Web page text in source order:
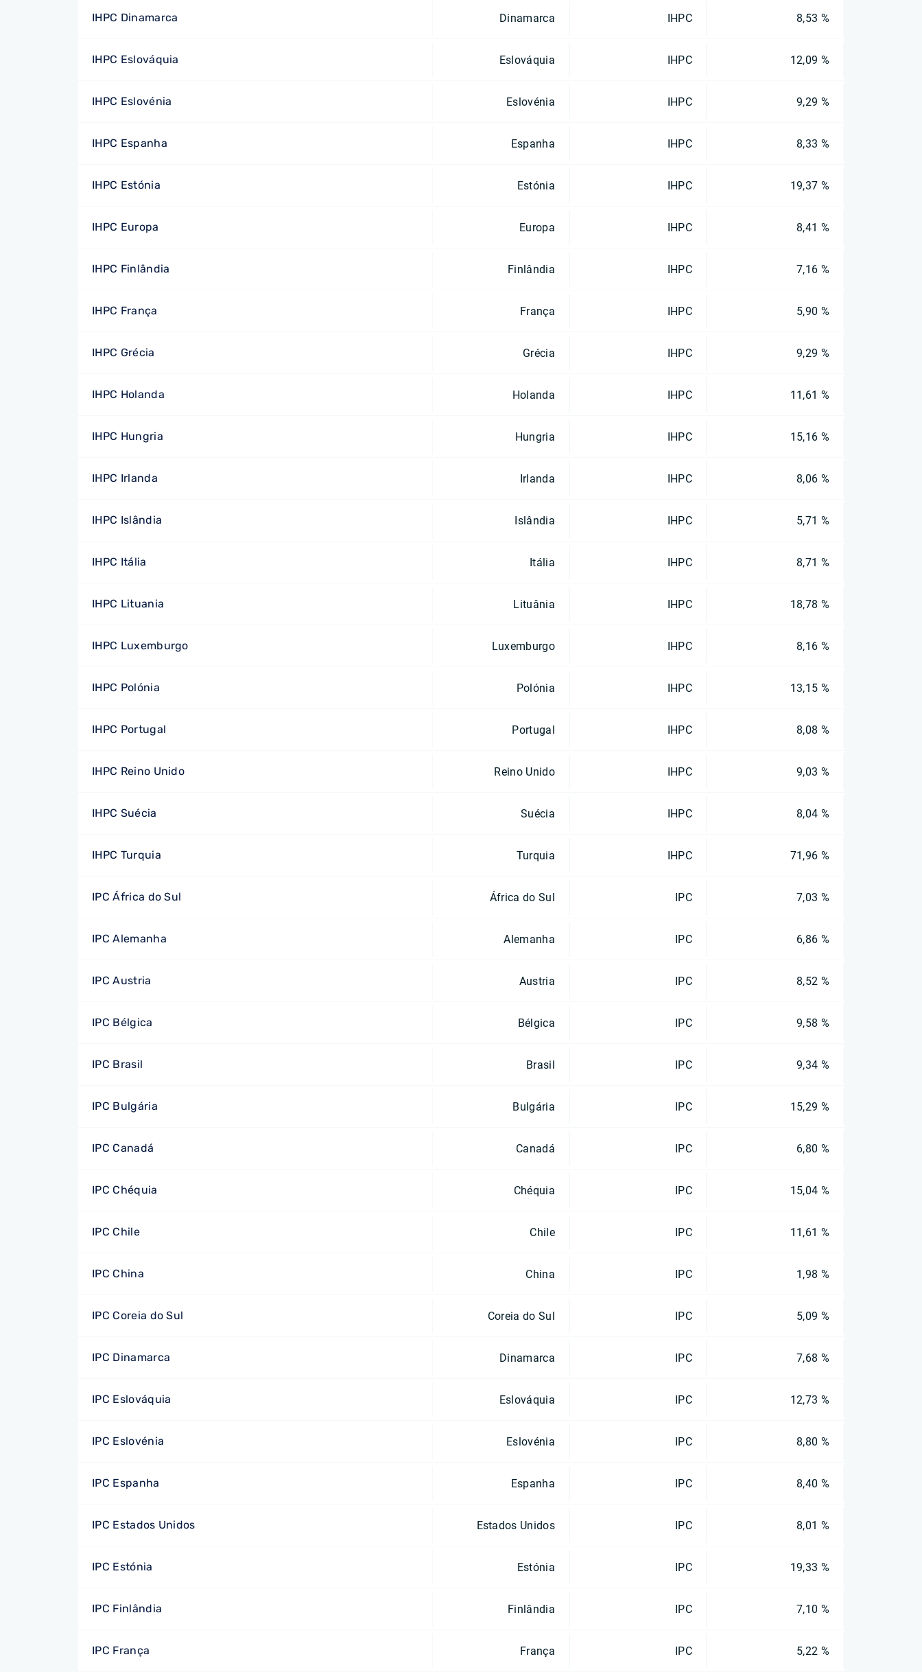
IHPC Dinamarca Dinamarca IHPC 8,53 %
IHPC Eslováquia Eslováquia IHPC 12,09 %
IHPC Eslovénia Eslovénia IHPC 9,29 %
IHPC Espanha Espanha IHPC 8,33 %
IHPC Estónia Estónia IHPC 19,37 %
IHPC Europa Europa IHPC 8,41 %
IHPC Finlândia Finlândia IHPC 7,16 %
IHPC França França IHPC 5,90 %
IHPC Grécia Grécia IHPC 9,29 %
IHPC Holanda Holanda IHPC 11,61 %
IHPC Hungria Hungria IHPC 15,16 %
IHPC Irlanda Irlanda IHPC 8,06 %
IHPC Islândia Islândia IHPC 5,71 %
IHPC Itália Itália IHPC 8,71 %
IHPC Lituania Lituânia IHPC 18,78 %
IHPC Luxemburgo Luxemburgo IHPC 8,16 %
IHPC Polónia Polónia IHPC 13,15 %
IHPC Portugal Portugal IHPC 8,08 %
IHPC Reino Unido Reino Unido IHPC 9,03 %
IHPC Suécia Suécia IHPC 8,04 %
IHPC Turquia Turquia IHPC 71,96 %
IPC África do Sul África do Sul IPC 7,03 %
IPC Alemanha Alemanha IPC 6,86 %
IPC Austria Austria IPC 8,52 %
IPC Bélgica Bélgica IPC 9,58 %
IPC Brasil Brasil IPC 9,34 %
IPC Bulgária Bulgária IPC 15,29 %
IPC Canadá Canadá IPC 6,80 %
IPC Chéquia Chéquia IPC 15,04 %
IPC Chile Chile IPC 11,61 %
IPC China China IPC 1,98 %
IPC Coreia do Sul Coreia do Sul IPC 5,09 %
IPC Dinamarca Dinamarca IPC 7,68 %
IPC Eslováquia Eslováquia IPC 12,73 %
IPC Eslovénia Eslovénia IPC 8,80 %
IPC Espanha Espanha IPC 8,40 %
IPC Estados Unidos Estados Unidos IPC 8,01 %
IPC Estónia Estónia IPC 19,33 %
IPC Finlândia Finlândia IPC 7,10 %
IPC França França IPC 5,22 %